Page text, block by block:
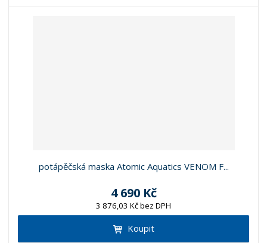
potápěčská maska Atomic Aquatics VENOM F...
4 690 Kč
3 876,03 Kč bez DPH
Koupit